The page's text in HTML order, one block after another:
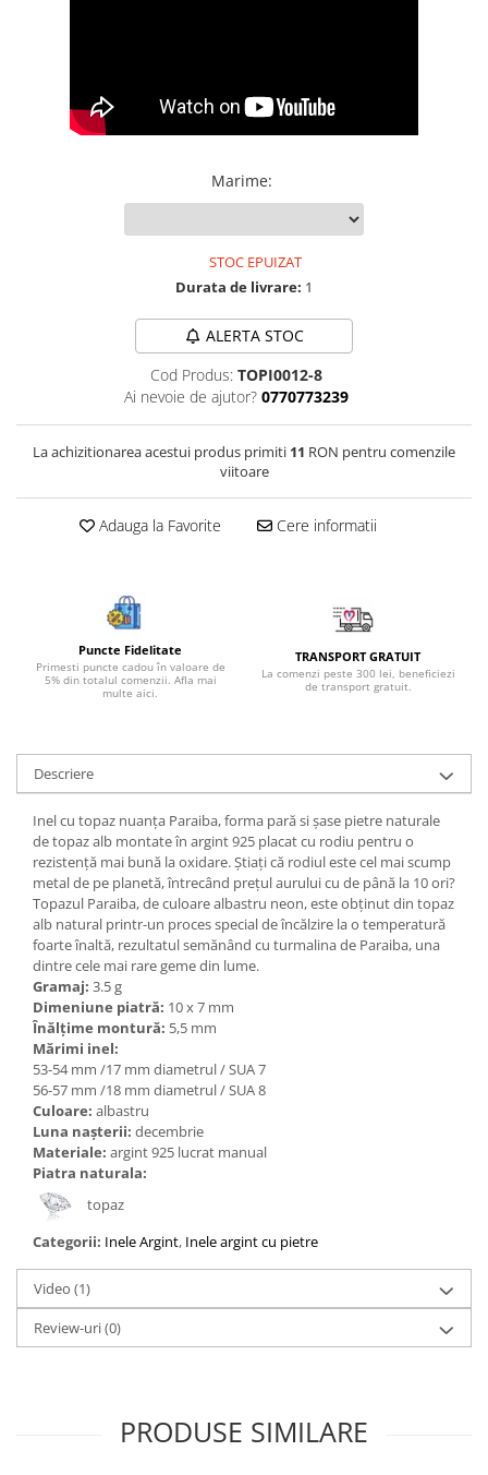
Bijuterii perle
Bijuterii sidef si abalone
Bijuterii smarald
Bijuterii sodalit
Bijuterii spinel
Bijuterii tanzanit
Bijuterii topaz
Bijuterii turcoaz
Bijuterii morganit
Marime:
STOC EPUIZAT
Durata de livrare: 1
ALERTA STOC
Cod Produs: TOPI0012-8
Ai nevoie de ajutor? 0770773239
La achizitionarea acestui produs primiti 11 RON pentru comenzile
viitoare
Adauga la Favorite Cere informatii
Puncte Fidelitate
Primesti puncte cadou în valoare de
5% din totalul comenzii. Afla mai
multe aici.
TRANSPORT GRATUIT
La comenzi peste 300 lei, beneficiezi
de transport gratuit.
Descriere
Inel cu topaz nuanța Paraiba, forma pară si șase pietre naturale
de topaz alb montate în argint 925 placat cu rodiu pentru o
rezistență mai bună la oxidare. Știați că rodiul este cel mai scump
metal de pe planetă, întrecând prețul aurului cu de până la 10 ori?
Topazul Paraiba, de culoare albastru neon, este obținut din topaz
alb natural printr-un proces special de încălzire la o temperatură
foarte înaltă, rezultatul semănând cu turmalina de Paraiba, una
dintre cele mai rare geme din lume.
Gramaj: 3.5 g
Dimeniune piatră: 10 x 7 mm
Înălțime montură: 5,5 mm
Mărimi inel:
53-54 mm /17 mm diametrul / SUA 7
56-57 mm /18 mm diametrul / SUA 8
Culoare: albastru
Luna nașterii: decembrie
Materiale: argint 925 lucrat manual
Piatra naturala:
topaz
Categorii: Inele Argint, Inele argint cu pietre
Video (1)
Review-uri(0)
PRODUSE SIMILARE